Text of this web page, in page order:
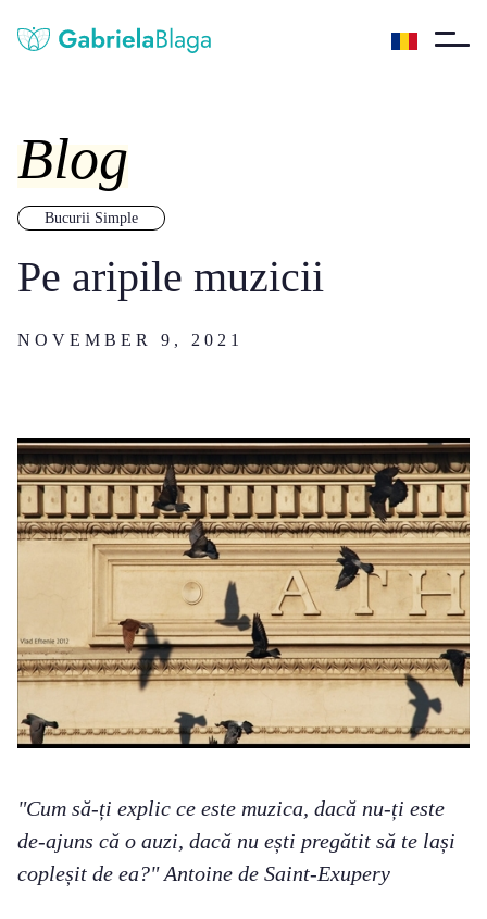
Blog
Bucurii Simple
Pe aripile muzicii
NOVEMBER 9, 2021
"Cum să-ți explic ce este muzica, dacă nu-ți este
de-ajuns că o auzi, dacă nu ești pregătit să te lași
copleșit de ea?" Antoine de Saint-Exupery